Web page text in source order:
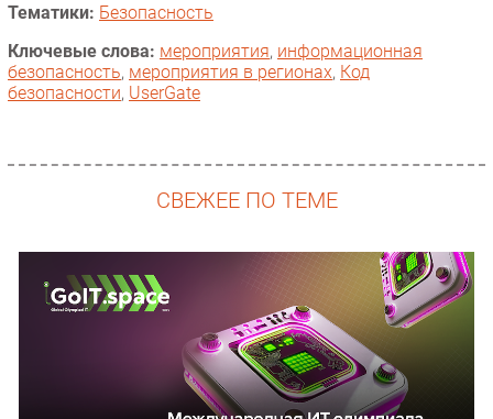
Тематики: Безопасность
Ключевые слова: мероприятия, информационная
безопасность, мероприятия в регионах, Код
безопасности, UserGate
СВЕЖЕЕ ПО ТЕМЕ